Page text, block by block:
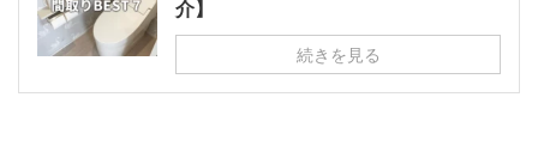
介】
続きを見る